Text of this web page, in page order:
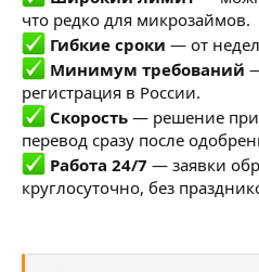
что редко для микрозаймов.
Гибкие сроки — от
Минимум требований
регистрация в России.
Скорость — решение
перевод сразу после
Работа 24/7 — заявки
круглосуточно, без